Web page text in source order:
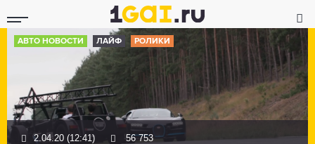
АВТО НОВОСТИ ЛАЙФ РОЛИКИ
2.04.20 (12:41) 56 753